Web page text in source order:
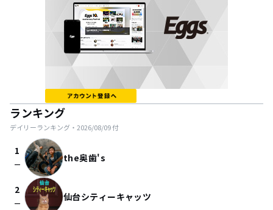
ランキング
デイリーランキング・ 2026/08/09付
1
check_indeterminate_small the奥歯's
2
check_indeterminate_small 仙台シティーキャッツ